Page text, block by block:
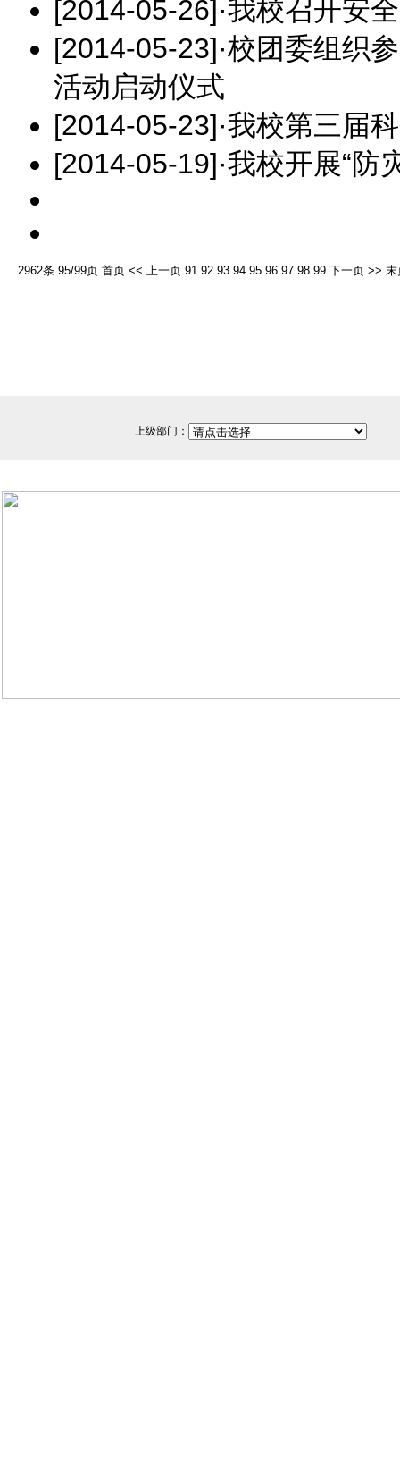
[2014-05-26] ·我校召开安
[2014-05-23]·校团委组织
活动启动仪式
[2014-05-23]·我校第三届
[2014-05-19]·我校开展“防
2962条 95/99页 首页 << 上一页 91 92 93 94 95 96 97 98 99 下一页 >> 末
上级部门：